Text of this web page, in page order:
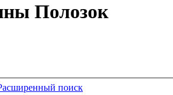
Полозок
поиск